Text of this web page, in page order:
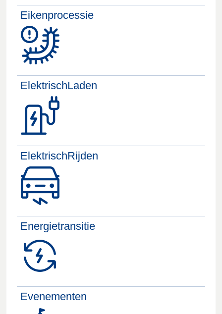
Eikenprocessie
ElektrischLaden
ElektrischRijden
Energietransitie
Evenementen